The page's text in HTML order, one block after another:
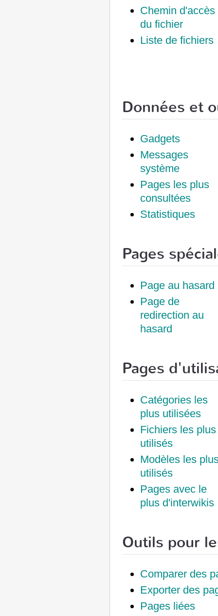
Chemin d'accès
du fichier
Liste de fichiers
Données et
Gadgets
Messages
système
Pages les plus
consultées
Statistiques
Pages
Page au hasard
Page de
redirection au
hasard
Pages
Catégories les
plus utilisées
Fichiers les plus
utilisés
Modèles les
utilisés
Pages avec le
plus d'interwikis
Outils pour
Comparer des
Exporter des
Pages liées